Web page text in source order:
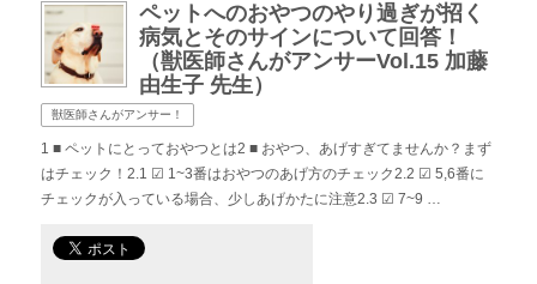
ペットへのおやつのやり過ぎが招く
病気とそのサインについて回答！
（獣医師さんがアンサーVol.15 加藤
由生子 先生）
獣医師さんがアンサー！
1 ■ ペットにとっておやつとは2 ■ おやつ、あげすぎてませんか？まず
はチェック！2.1 ☑︎ 1~3番はおやつのあげ方のチェック2.2 ☑︎ 5,6番に
チェックが入っている場合、少しあげかたに注意2.3 ☑︎ 7~9 …